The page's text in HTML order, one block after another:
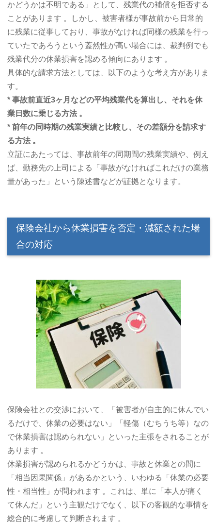
かどうかは不明である」として、残業代の補償を拒否する
ことがあります 。しかし、被害者様が事故前から日常的
に残業に従事しており、事故がなければ同様の残業を行っ
ていたであろうという蓋然性が高い場合には、裁判例でも
残業代分の休業損害を認める傾向にあります 。
具体的な請求方法としては、以下のような考え方がありま
す。
* 事故前直近3ヶ月などの平均残業代を算出し、それを休
業日数に乗じる方法 。
* 前年の同時期の残業実績と比較し、その差額分を請求す
る方法 。
立証にあたっては、事故前年の同期間の残業実績や、例え
ば、勤務先の上司による「事故がなければこれだけの業務
量があった」という陳述書などが証拠となります。
保険会社から休業損害を否定・減額された場
合の対応
保険会社との交渉において、「被害者が自主的に休んでい
るだけで、休業の必要はない」「軽傷（むちうち等）なの
で休業損害は認められない」といった主張をされることが
あります 。
休業損害が認められるかどうかは、事故と休業との間に
「相当因果関係」があるかという、いわゆる「休業の必要
性・相当性」が問われます 。これは、単に「本人が痛く
て休んだ」という主観だけでなく、以下の客観的な事情を
総合的に考慮して判断されます 。